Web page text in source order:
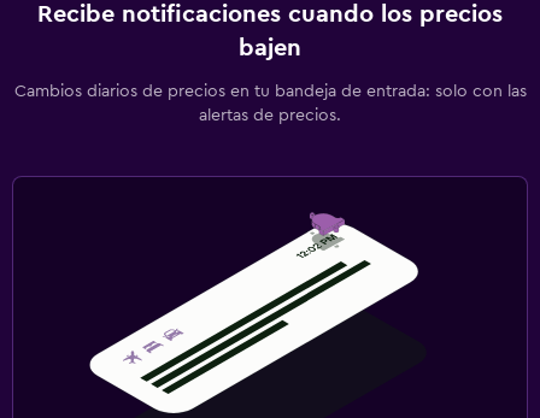
Recibe notificaciones cuando los precios
bajen
Cambios diarios de precios en tu bandeja de entrada: solo con las
alertas de precios.